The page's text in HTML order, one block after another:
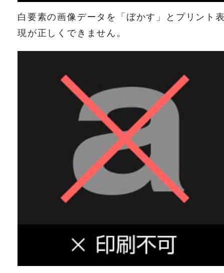
白要素の画像データを「ぼかす」とプリント
現が正しくできません。